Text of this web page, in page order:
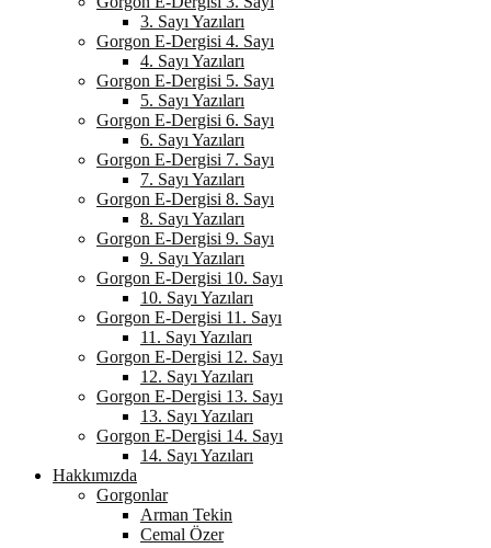
3. Sayı Yazıları
Gorgon E-Dergisi 4. Sayı
4. Sayı Yazıları
Gorgon E-Dergisi 5. Sayı
5. Sayı Yazıları
Gorgon E-Dergisi 6. Sayı
6. Sayı Yazıları
Gorgon E-Dergisi 7. Sayı
7. Sayı Yazıları
Gorgon E-Dergisi 8. Sayı
8. Sayı Yazıları
Gorgon E-Dergisi 9. Sayı
9. Sayı Yazıları
Gorgon E-Dergisi 10. Sayı
10. Sayı Yazıları
Gorgon E-Dergisi 11. Sayı
11. Sayı Yazıları
Gorgon E-Dergisi 12. Sayı
12. Sayı Yazıları
Gorgon E-Dergisi 13. Sayı
13. Sayı Yazıları
Gorgon E-Dergisi 14. Sayı
14. Sayı Yazıları
Hakkımızda
Gorgonlar
Arman Tekin
Cemal Özer